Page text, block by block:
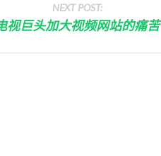
NEXT POST:
视巨头加大视频网站的痛苦